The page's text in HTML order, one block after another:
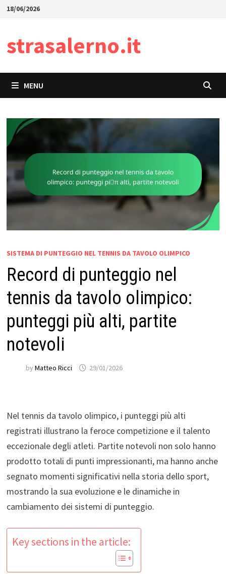
Skip18/06/2026
strasalerno.it
MENU
SISTEMA DI PUNTEGGIO NEL TENNIS DA TAVOLO OLIMPICO
Record di punteggio nel
tennis da tavolo olimpico:
punteggi più alti, partite
notevoli
by Matteo Ricci 29/01/2026
Nel tennis da tavolo olimpico, i punteggi più alti
registrati illustrano la feroce competizione e il talento
eccezionale degli atleti. Partite notevoli non solo hanno
prodotto totali di punti impressionanti, ma hanno anche
segnato momenti significativi nella storia dello sport,
mostrando la sua evoluzione e le dinamiche in
cambiamento dei sistemi di punteggio.
Key sections in the article: